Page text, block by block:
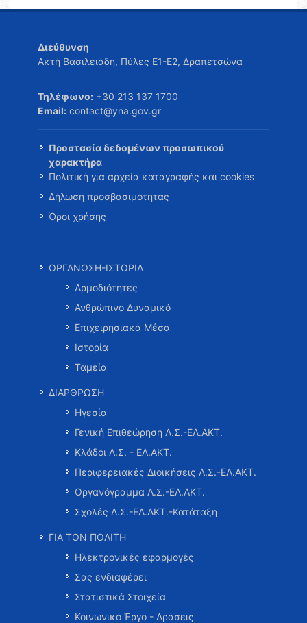
Διεύθυνση
Ακτή Βασιλειάδη, Πύλες Ε1-Ε2, Δραπετσώνα
Τηλέφωνο: +30 213 137 1700
Email: contact@yna.gov.gr
Προστασία δεδομένων προσωπικού
χαρακτήρα
Πολιτική για αρχεία καταγραφής και cookies
Δήλωση προσβασιμότητας
Όροι χρήσης
ΟΡΓΑΝΩΣΗ-ΙΣΤΟΡΙΑ
Αρμοδιότητες
Ανθρώπινο Δυναμικό
Επιχειρησιακά Μέσα
Ιστορία
Ταμεία
ΔΙΑΡΘΡΩΣΗ
Ηγεσία
Γενική Επιθεώρηση Λ.Σ.-ΕΛ.ΑΚΤ.
Κλάδοι Λ.Σ. - ΕΛ.ΑΚΤ.
Περιφερειακές Διοικήσεις Λ.Σ.-ΕΛ.ΑΚΤ.
Οργανόγραμμα Λ.Σ.-ΕΛ.ΑΚΤ.
Σχολές Λ.Σ.-ΕΛ.ΑΚΤ.-Κατάταξη
ΓΙΑ ΤΟΝ ΠΟΛΙΤΗ
Ηλεκτρονικές εφαρμογές
Σας ενδιαφέρει
Στατιστικά Στοιχεία
Κοινωνικό Έργο - Δράσεις